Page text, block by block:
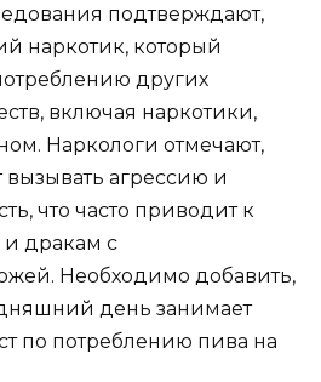
подтверждают,
наркотик, который
других
включая наркотики,
Наркологи отмечают,
вызывать агрессию и
что часто приводит к
дракам с
Необходимо добавить,
день занимает
по потреблению пива на